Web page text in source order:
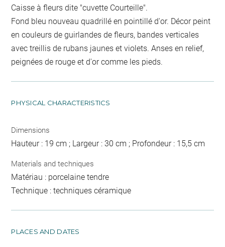
Caisse à fleurs dite "cuvette Courteille".
Fond bleu nouveau quadrillé en pointillé d'or. Décor peint
en couleurs de guirlandes de fleurs, bandes verticales
avec treillis de rubans jaunes et violets. Anses en relief,
peignées de rouge et d'or comme les pieds.
PHYSICAL CHARACTERISTICS
Dimensions
Hauteur : 19 cm ; Largeur : 30 cm ; Profondeur : 15,5 cm
Materials and techniques
Matériau : porcelaine tendre
Technique : techniques céramique
PLACES AND DATES